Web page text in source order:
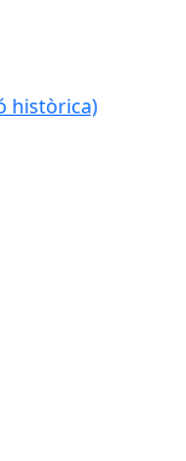
històrica)